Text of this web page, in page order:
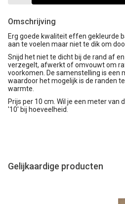
Omschrijving
Erg goede kwaliteit effen gekleurde
aan te voelen maar niet te dik om
Snijd het niet te dicht bij de rand af
verzegelt, afwerkt of omvouwt om
voorkomen. De samenstelling is een
waardoor het mogelijk is de randen
warmte.
Prijs per 10 cm. Wil je een meter van
'10' bij hoeveelheid.
Gelijkaardige producten